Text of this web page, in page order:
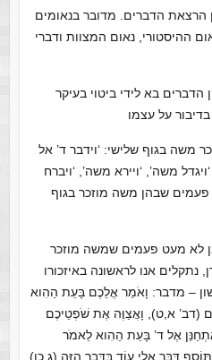
הרצאת הדברים. מדובר בנאומים
ההיסטורי, נאום המצוות ודברי
בא לידי ביטוי בעיקר
משה בגוף שלישי: ‘וידבר ד’ אל
משה’, ‘ויירא משה’, ‘ויברח
פעמים שבהן משה מוזכר בגוף
לא מעט פעמים שמשה מוזכר
נתקלים אנו לראשונה באיזכורו
– מדבר: וָאֹמַר אֲלֵכֶם בָּעֵת הַהִוא
(דב’ א,ט), וָאֲצַוֶּה אֶת שֹׁפְטֵיכֶם
אֶל ד’ בָּעֵת הַהִוא לֵאמֹר